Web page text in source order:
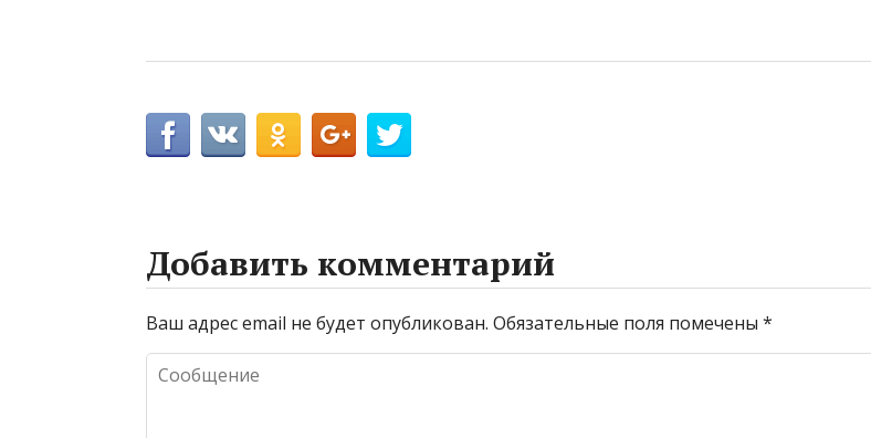
Добавить комментарий
Ваш адрес email не будет опубликован. Обязательные поля помечены *